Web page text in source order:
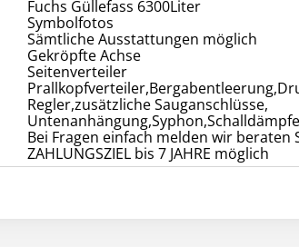
Fuchs Güllefass 6300Liter
Symbolfotos
Sämtliche Ausstattungen möglich
Gekröpfte Achse
Seitenverteiler
Regler,zusätzliche Sauganschlüsse,
Bei Fragen einfach melden wir beraten
ZAHLUNGSZIEL bis 7 JAHRE möglich